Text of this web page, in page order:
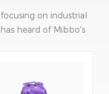
on industrial
heard of Mibbo's